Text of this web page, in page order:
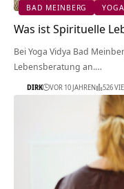
BAD MEINBERG
Was ist Spirituelle
Bei Yoga Vidya Bad
Lebensberatung an.…
DIRK VOR 10 JAHREN 526